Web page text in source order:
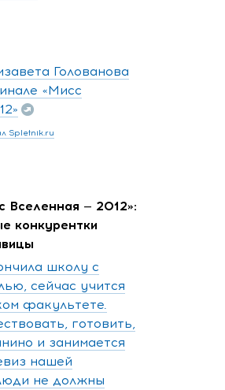
Голованова
«Мисс
Spletnik.ru
Вселенная — 2012»:
конкурентки
школу с
сейчас учится
факультете.
готовить,
и занимается
нашей
не должны